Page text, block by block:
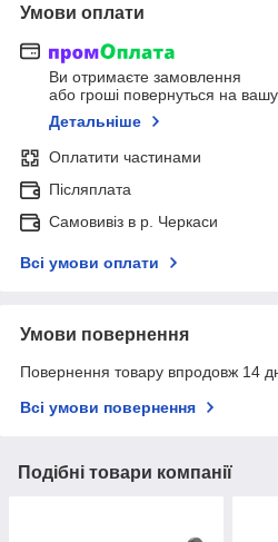
Умови оплати
Ви отримаєте замовлення
або гроші повернуться на вашу
Детальніше
Оплатити частинами
Післяплата
Самовивіз в р. Черкаси
Всі умови оплати
Умови повернення
Повернення товару впродовж 14
Всі умови повернення
Подібні товари компанії